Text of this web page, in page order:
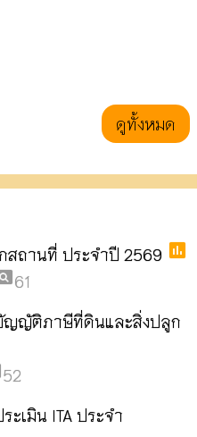
ดูทั้งหมด
สถานที่ ประจำปี 2569 poll
61
ญญัติภาษีที่ดินและสิ่งปลูก
52
เมิน ITA ประจำ